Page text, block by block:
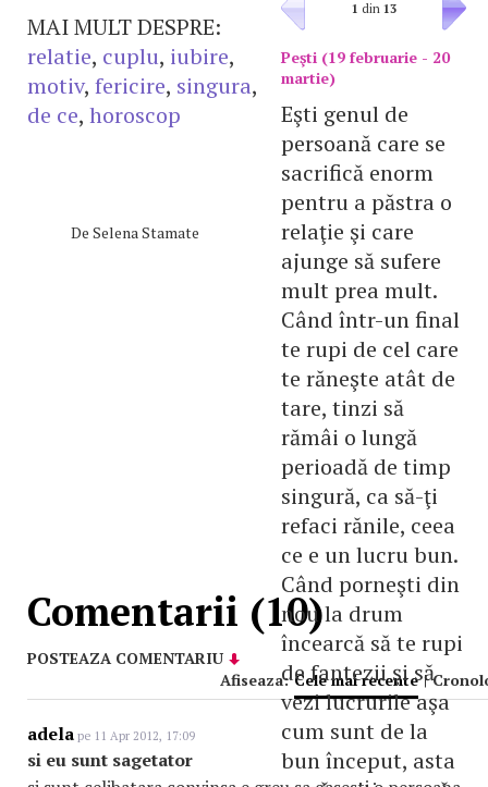
1 din 13
Peşti (19 februarie - 20
martie)
Eşti genul de
persoană care se
sacrifică enorm
pentru a păstra o
relaţie şi care
ajunge să sufere
mult prea mult.
Când într-un final
te rupi de cel care
te răneşte atât de
tare, tinzi să
rămâi o lungă
perioadă de timp
singură, ca să-ţi
refaci rănile, ceea
ce e un lucru bun.
Când porneşti din
nou la drum
încearcă să te rupi
de fantezii şi să
vezi lucrurile aşa
cum sunt de la
bun început, asta
MAI MULT DESPRE:
relatie, cuplu, iubire,
motiv, fericire, singura,
de ce, horoscop
De Selena Stamate
Comentarii (10)
POSTEAZA COMENTARIU
Afiseaza: Cele mai recente |
adela pe 11 Apr 2012, 17:09
si eu sunt sagetator